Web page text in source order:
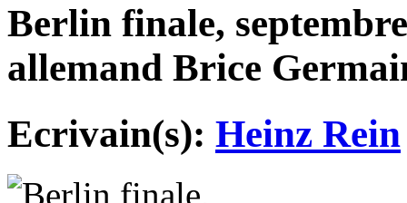
Berlin finale,
allemand Brice
Ecrivain(s): Heinz Rein